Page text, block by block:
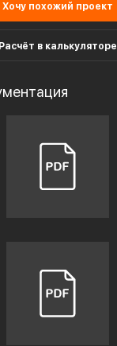
Хочу похожий проект
Расчёт в калькуляторе